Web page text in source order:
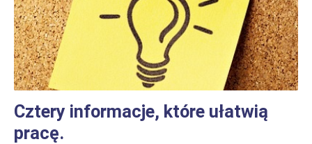
Cztery informacje, które ułatwią
pracę.